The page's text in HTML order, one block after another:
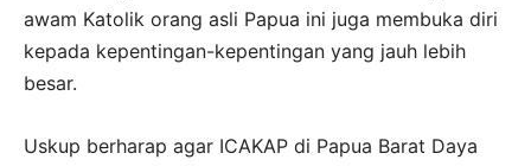
awam Katolik orang asli Papua ini juga membuka diri
kepada kepentingan-kepentingan yang jauh lebih
besar.
Uskup berharap agar ICAKAP di Papua Barat Daya